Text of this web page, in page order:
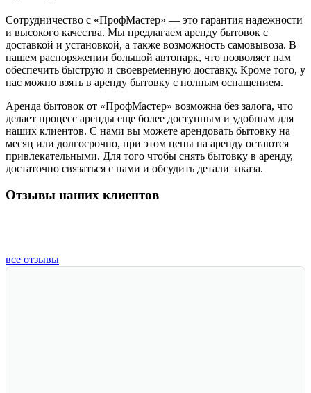
Сотрудничество с «ПрофМастер» — это гарантия надежности
и высокого качества. Мы предлагаем аренду бытовок с
доставкой и установкой, а также возможность самовывоза. В
нашем распоряжении большой автопарк, что позволяет нам
обеспечить быструю и своевременную доставку. Кроме того, у
нас можно взять в аренду бытовку с полным оснащением.
Аренда бытовок от «ПрофМастер» возможна без залога, что
делает процесс аренды еще более доступным и удобным для
наших клиентов. С нами вы можете арендовать бытовку на
месяц или долгосрочно, при этом цены на аренду остаются
привлекательными. Для того чтобы снять бытовку в аренду,
достаточно связаться с нами и обсудить детали заказа.
Отзывы наших клиентов
все отзывы